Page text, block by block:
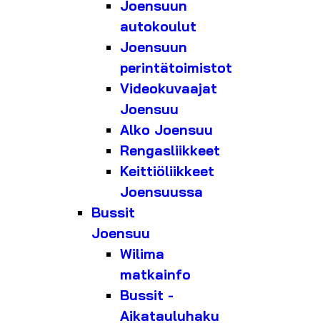
Joensuun
autokoulut
Joensuun
perintätoimistot
Videokuvaajat
Joensuu
Alko Joensuu
Rengasliikkeet
Keittiöliikkeet
Joensuussa
Bussit
Joensuu
Wilima
matkainfo
Bussit -
Aikatauluhaku